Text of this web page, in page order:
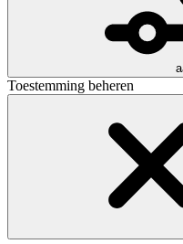
Toestemming beheren